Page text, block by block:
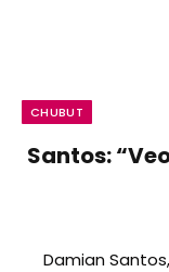
CHUBUT
Santos:
Damian